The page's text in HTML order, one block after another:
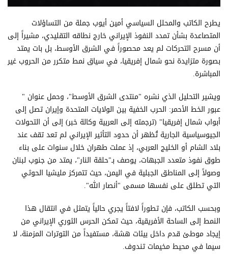
يطرح الكاتب والمحلل السياسي أمين أيوب جملة من التساؤلات
المتصاعدة بشأن تمدد النفوذ الإيراني خارج نطاقه التقليدي، مشيراً إلى
أن مسرح التحركات لم يعد محصوراً في الشرق الأوسط، بل بات يمتد
بصورة متزايدة نحو شمال إفريقيا، في سياق نمط متكرر من الحروب غير
المباشرة.
ويشير التحليل الذي نشره "منتدى الشرق الأوسط"، وحمل عنوان "
عبور الخط الأحمر: الحرب الخفية بين الولايات المتحدة وإيران تصل إلى
أبواب شمال إفريقيا" (ترجمته إلى العربية وكالة خبر) إلى أن التحولات
الجيوسياسية الجارية تُظهر أن حدود التأثير الإيراني لم تعد تقف عند
بلاد الشام أو الخليج العربي، إذ عملت طهران خلال سنوات على بناء
طوق نفوذ متعدد الجبهات، يوصف بـ"حلقة النار"، يمتد من جنوب لبنان
وصولاً إلى المناطق الجبلية في اليمن، حيث تتمركز مليشيا الحوثي
التي تطلق على نفسها مسمى "أنصار الله".
وبحسب الكاتب، فإن تطوراً لافتاً يجري حالياً يتمثل في انتقال هذا
النمط إلى الساحة الأفريقية، حيث تمكن الحرس الثوري الإيراني من
إيجاد موطئ قدم داخل بيئات هشة، مستفيداً من التوترات المزمنة، لا
سيما في محيط مخيمات تندوف.